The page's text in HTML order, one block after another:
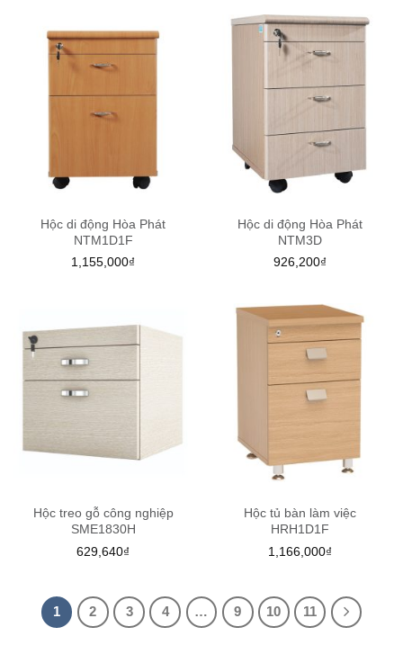
Hộc di động Hòa Phát
NTM1D1F
1,155,000₫
Hộc di động Hòa Phát
NTM3D
926,200₫
Hộc treo gỗ công nghiệp
SME1830H
629,640₫
Hộc tủ bàn làm việc
HRH1D1F
1,166,000₫
1 2 3 4 … 9 10 11